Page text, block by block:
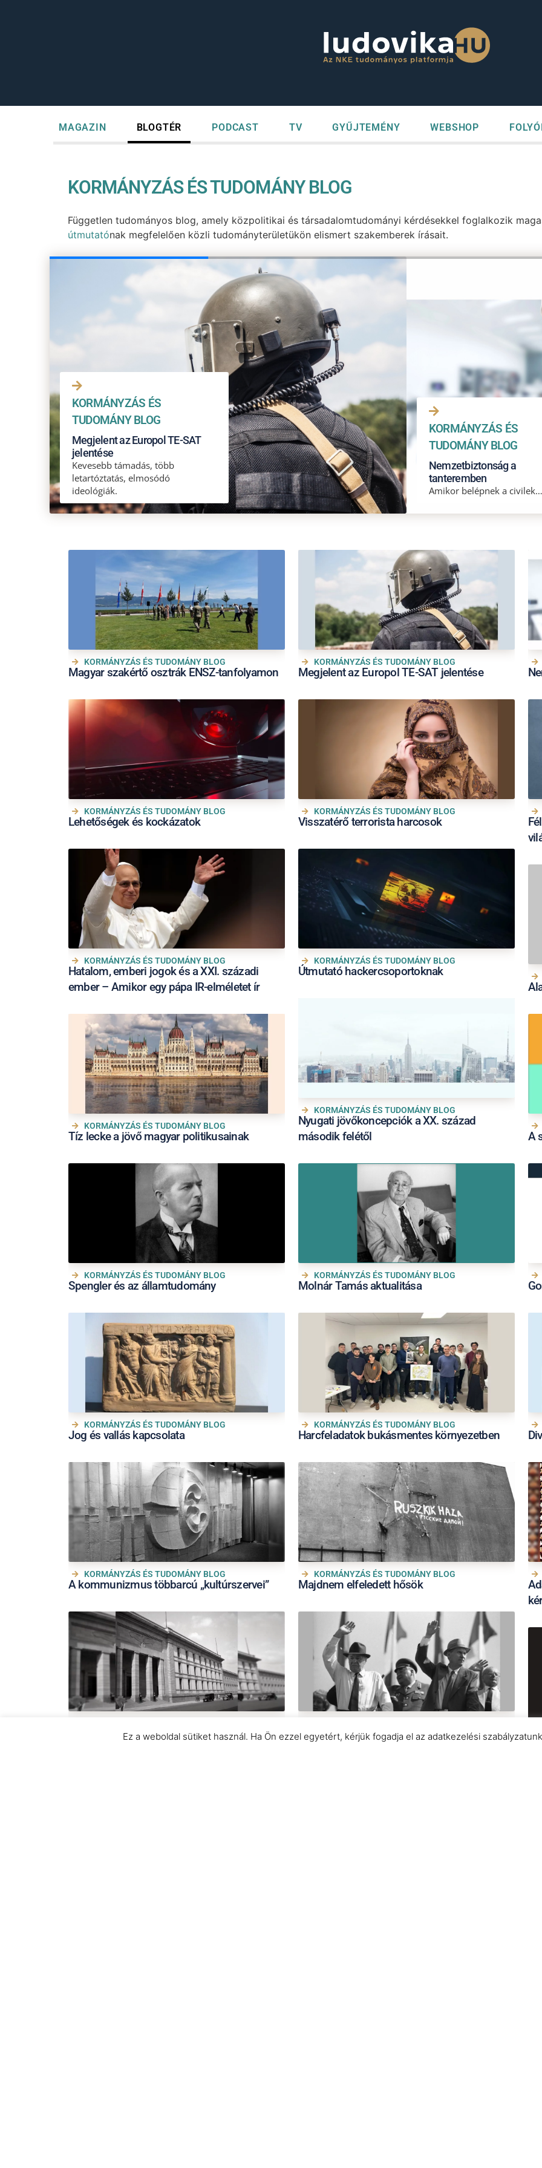
MAGAZIN BLOGTÉR PODCAST TV GYŰJTEMÉNY WEBSHOP
KORMÁNYZÁS ÉS TUDOMÁNY BLOG
Független tudományos blog, amely közpolitikai és társadalomtudományi kérdésekkel foglalkozik
útmutatónak megfelelően közli tudományterületükön elismert szakemberek írásait.
KORMÁNYZÁS ÉS
TUDOMÁNY BLOG
Megjelent az Europol TE-SAT
jelentése
Kevesebb támadás, több
letartóztatás, elmosódó
ideológiák.
KORMÁNYZÁS ÉS
TUDOMÁNY BLOG
Nemzetbiztonság a
tanteremben
Amikor belépnek a civilek…
KORMÁNYZÁS ÉS TUDOMÁNY BLOG
Magyar szakértő osztrák ENSZ-tanfolyamon
KORMÁNYZÁS ÉS TUDOMÁNY BLOG
Megjelent az Europol TE-SAT jelentése
KORMÁNYZÁS ÉS TUDOMÁNY BLOG
Lehetőségek és kockázatok
KORMÁNYZÁS ÉS TUDOMÁNY BLOG
Visszatérő terrorista harcosok
KORMÁNYZÁS ÉS TUDOMÁNY BLOG
Hatalom, emberi jogok és a XXI. századi
ember – Amikor egy pápa IR-elméletet ír
KORMÁNYZÁS ÉS TUDOMÁNY BLOG
Útmutató hackercsoportoknak
KORMÁNYZÁS ÉS TUDOMÁNY BLOG
Tíz lecke a jövő magyar politikusainak
KORMÁNYZÁS ÉS TUDOMÁNY BLOG
Nyugati jövőkoncepciók a XX. század
második felétől
A
KORMÁNYZÁS ÉS TUDOMÁNY BLOG
Spengler és az államtudomány
KORMÁNYZÁS ÉS TUDOMÁNY BLOG
Molnár Tamás aktualitása
KORMÁNYZÁS ÉS TUDOMÁNY BLOG
Jog és vallás kapcsolata
KORMÁNYZÁS ÉS TUDOMÁNY BLOG
Harcfeladatok bukásmentes környezetben
KORMÁNYZÁS ÉS TUDOMÁNY BLOG
A kommunizmus többarcú „kultúrszervei”
KORMÁNYZÁS ÉS TUDOMÁNY BLOG
Majdnem elfeledett hősök
A nemzetiszocialista jogkoncepcióról Kádár János utolsó beszéde
Ez a weboldal sütiket használ. Ha Ön ezzel egyetért, kérjük fogadja el az adatkezelési